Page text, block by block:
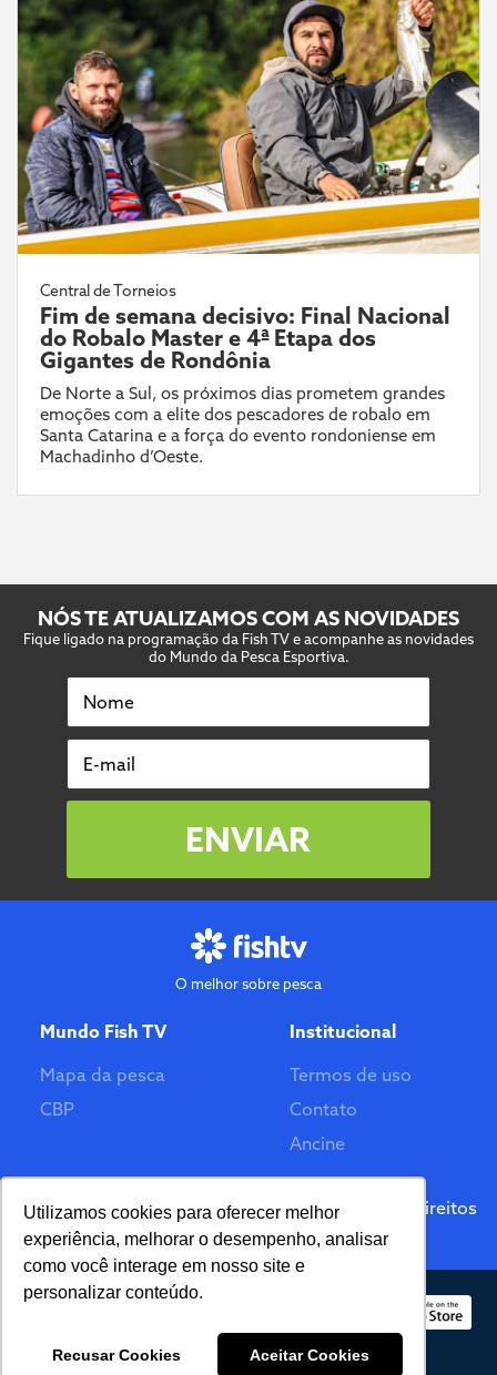
Utilizamos cookies para oferecer melhor
experiência, melhorar o desempenho, analisar
como você interage em nosso site e
personalizar conteúdo.
Recusar Cookies Aceitar Cookies
Central de Torneios
Fim de semana decisivo: Final Nacional
do Robalo Master e 4ª Etapa dos
Gigantes de Rondônia
De Norte a Sul, os próximos dias prometem grandes
emoções com a elite dos pescadores de robalo em
Santa Catarina e a força do evento rondoniense em
Machadinho d’Oeste.
NÓS TE ATUALIZAMOS COM AS NOVIDADES
Fique ligado na programação da Fish TV e acompanhe as novidades
do Mundo da Pesca Esportiva.
Nome
E-mail
ENVIAR
O melhor sobre pesca
Mundo Fish TV
Mapa da pesca
CBP
Institucional
Termos de uso
Contato
Ancine
Feito por
© 2026 Fish TV - Todos Direitos
Reservados. Versão 2.0